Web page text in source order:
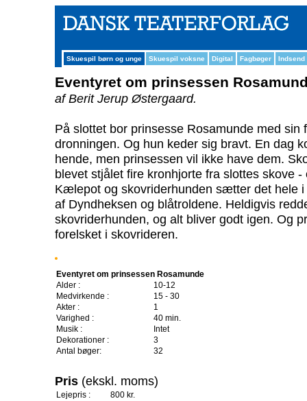
Skuespil børn og unge Skuespil voksne Digital Fagbøger Indsend
Eventyret om prinsessen
af Berit Jerup Østergaard.
På slottet bor prinsesse Rosamunde med sin
dronningen. Og hun keder sig bravt. En dag
hende, men prinsessen vil ikke have dem.
blevet stjålet fire kronhjorte fra slottes skove
Kælepot og skovriderhunden sætter det hele
af Dyndheksen og blåtroldene. Heldigvis
skovriderhunden, og alt bliver godt igen. Og
forelsket i skovrideren.
Eventyret om prinsessen Rosamunde
Alder :
10-12
Medvirkende :
15 - 30
Akter :
1
Varighed :
40 min.
Musik :
Intet
Dekorationer :
3
Antal bøger:
32
Pris (ekskl. moms)
Lejepris :
800 kr.